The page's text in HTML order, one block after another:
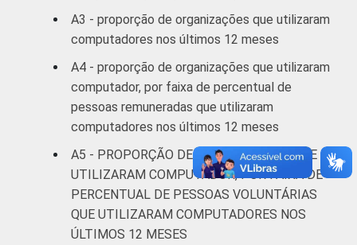
Religião 19 17
Outros
* Base: 1.959 organizações sem fins
lucrativos que declararam possuir
computador e que acessaram a Internet.
Dados coletados entre outubro de 2012 a
março de 2013.
A3 - proporção de organizações que utilizaram
computadores nos últimos 12 meses
A4 - proporção de organizações que utilizaram
computador, por faixa de percentual de
pessoas remuneradas que utilizaram
computadores nos últimos 12 meses
A5 - PROPORÇÃO DE ORGANIZAÇÕES QUE
UTILIZARAM COMPUTADOR, POR FAIXA DE
PERCENTUAL DE PESSOAS VOLUNTÁRIAS
QUE UTILIZARAM COMPUTADORES NOS
ÚLTIMOS 12 MESES